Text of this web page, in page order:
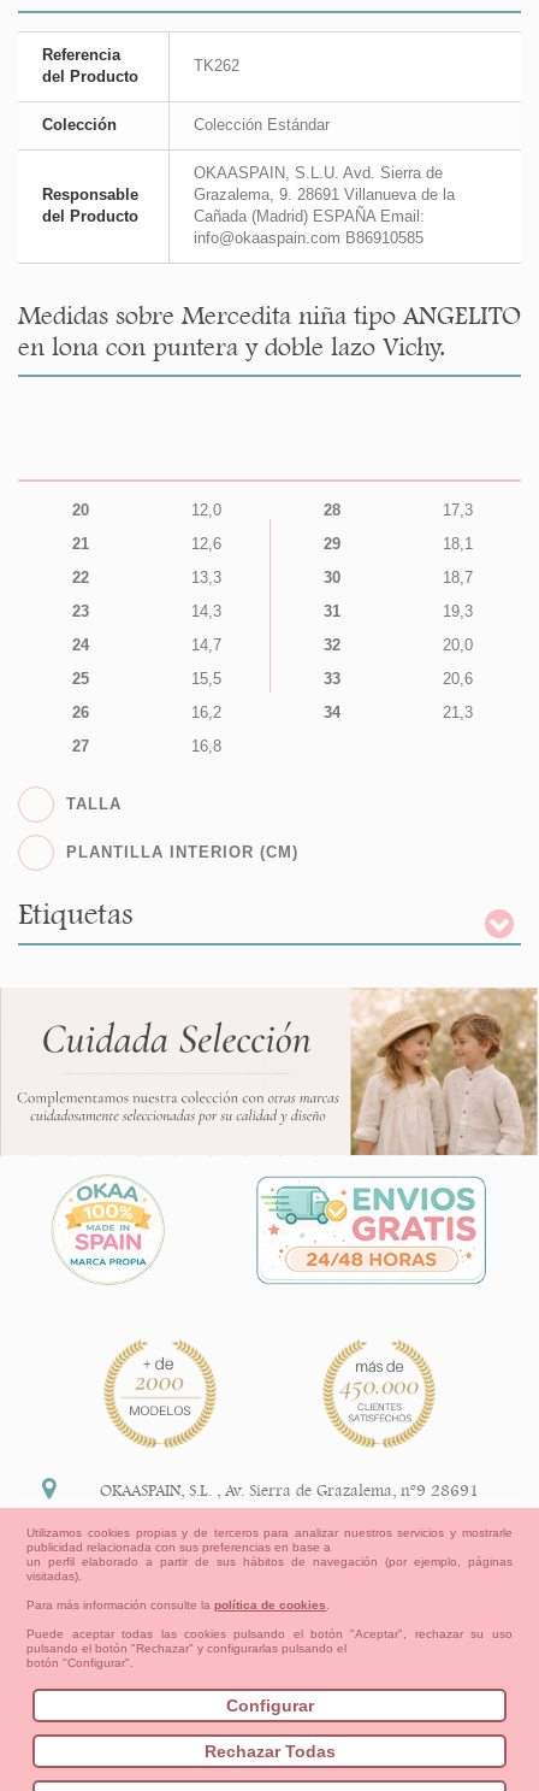
Referencia
del Producto
TK262
Colección Colección Estándar
Responsable
del Producto
OKAASPAIN, S.L.U. Avd. Sierra de
Grazalema, 9. 28691 Villanueva de la
Cañada (Madrid) ESPAÑA Email:
info@okaaspain.com B86910585
Medidas sobre Mercedita niña tipo ANGELITO
en lona con puntera y doble lazo Vichy.
20
12,0
21
12,6
22
13,3
23
14,3
24
14,7
25
15,5
26
16,2
27
16,8
28
17,3
29
18,1
30
18,7
31
19,3
32
20,0
33
20,6
34
21,3
TALLA
PLANTILLA INTERIOR (CM)
Etiquetas
Bebés Pequeños/as Niña Niño Mamas & Papas
Información Legal
política de devoluciones y reembolsos
Aviso Legal Aviso Cookies
Cómo crear tu cuenta OKAA.
Mapa del sitio
OKAASPAIN, S.L. ,Av. Sierra de Grazalema, nº9 28691
+34 91 113 89 09
Utilizamos cookies propias y de terceros para analizar nuestros servicios y mostrarle
publicidad relacionada con sus preferencias en base a
un perfil elaborado a partir de sus hábitos de navegación (por ejemplo, páginas
visitadas).
Para más información consulte lapolítica de cookies
Puede aceptar todas las cookies pulsando el botón "Aceptar", rechazar su uso
pulsando el botón "Rechazar" y configurarlas pulsando el
botón "Configurar".
Configurar
Rechazar Todas